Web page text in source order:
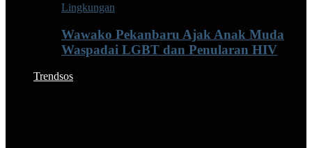
Lingkungan
Wawako Pekanbaru Ajak Anak Muda
Waspadai LGBT dan Penularan HIV
Trendsos